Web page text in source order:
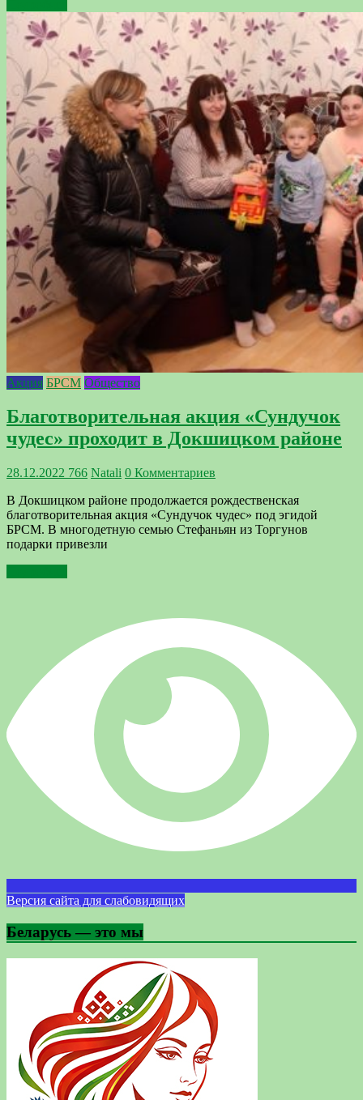
Акция БРСМ Общество
Благотворительная акция «Сундучок
чудес» проходит в Докшицком районе
28.12.2022 766 Natali 0 Комментариев
В Докшицком районе продолжается рождественская
благотворительная акция «Сундучок чудес» под эгидой
БРСМ. В многодетную семью Стефаньян из Торгунов
подарки привезли
Версия сайта для слабовидящих
Беларусь — это мы